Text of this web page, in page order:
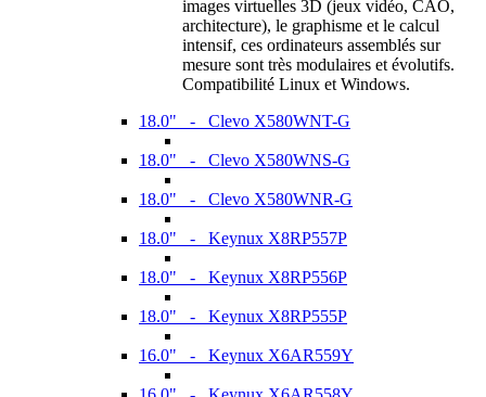
images virtuelles 3D (jeux vidéo, CAO,
architecture), le graphisme et le calcul
intensif, ces ordinateurs assemblés sur
mesure sont très modulaires et évolutifs.
Compatibilité Linux et Windows.
18.0" - Clevo X580WNT-G
18.0" - Clevo X580WNS-G
18.0" - Clevo X580WNR-G
18.0" - Keynux X8RP557P
18.0" - Keynux X8RP556P
18.0" - Keynux X8RP555P
16.0" - Keynux X6AR559Y